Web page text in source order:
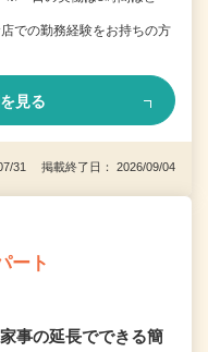
での勤務経験をお持ちの方
見る
31 掲載終了日： 2026/09/04
ート
事の延長でできる簡